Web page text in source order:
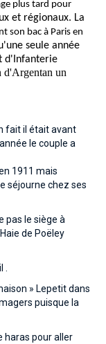
plus tard pour
et régionaux. La
son bac à Paris en
seule année
d'Infanterie
d'Argentan un
fait il était avant
le couple a
1911 mais
séjourne chez ses
pas le siège à
de Poëley
» Lepetit dans
puisque la
haras pour aller